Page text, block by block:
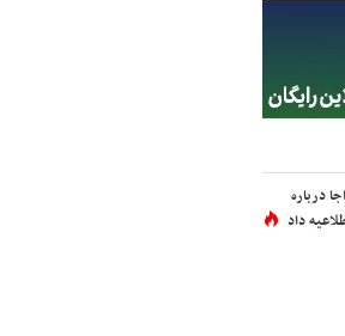
درباره
داد